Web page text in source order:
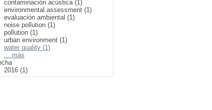
contaminación acústica (1)
environmental assessment (1)
evaluación ambiental (1)
noise pollution (1)
pollution (1)
urban environment (1)
water quality (1)
... más
2016 (1)